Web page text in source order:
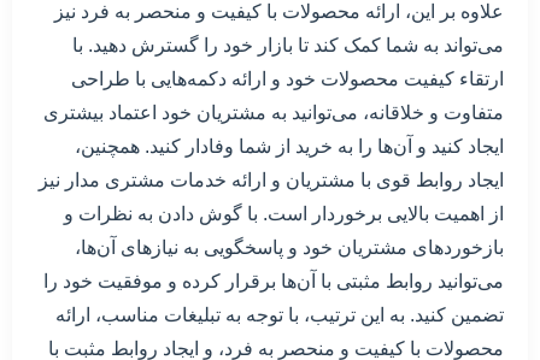
علاوه بر این، ارائه محصولات با کیفیت و منحصر به فرد نیز
می‌تواند به شما کمک کند تا بازار خود را گسترش دهید. با
ارتقاء کیفیت محصولات خود و ارائه دکمه‌هایی با طراحی
متفاوت و خلاقانه، می‌توانید به مشتریان خود اعتماد بیشتری
ایجاد کنید و آن‌ها را به خرید از شما وفادار کنید. همچنین،
ایجاد روابط قوی با مشتریان و ارائه خدمات مشتری مدار نیز
از اهمیت بالایی برخوردار است. با گوش دادن به نظرات و
بازخوردهای مشتریان خود و پاسخگویی به نیازهای آن‌ها،
می‌توانید روابط مثبتی با آن‌ها برقرار کرده و موفقیت خود را
تضمین کنید. به این ترتیب، با توجه به تبلیغات مناسب، ارائه
محصولات با کیفیت و منحصر به فرد، و ایجاد روابط مثبت با